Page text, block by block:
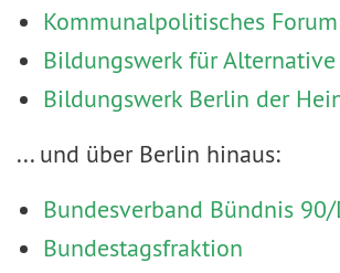
Kommunalpolitisches
Bildungswerk für
Bildungswerk Berlin der
... und über Berlin hinaus:
Bundesverband Bündnis
Bundestagsfraktion